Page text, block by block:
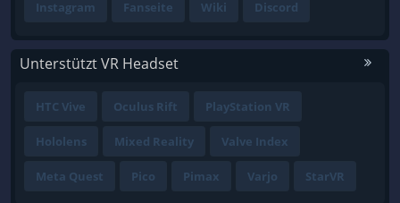
Instagram Fanseite Wiki Discord
Unterstützt VR Headset
HTC Vive Oculus Rift PlayStation VR
Hololens Mixed Reality Valve Index
Meta Quest Pico Pimax Varjo StarVR